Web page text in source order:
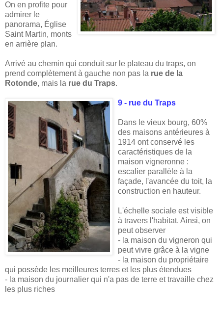
On en profite pour
admirer le
panorama, Église
Saint Martin, monts
en arrière plan.
Arrivé au chemin qui conduit sur le plateau du traps, on
prend complètement à gauche non pas la rue de la
Rotonde, mais la rue du Traps.
9 - rue du Traps
Dans le vieux bourg, 60%
des maisons antérieures à
1914 ont conservé les
caractéristiques de la
maison vigneronne :
escalier parallèle à la
façade, l'avancée du toit, la
construction en hauteur.
L'échelle sociale est visible
à travers l'habitat. Ainsi, on
peut observer
- la maison du vigneron qui
peut vivre grâce à la vigne
- la maison du propriétaire
qui possède les meilleures terres et les plus étendues
- la maison du journalier qui n'a pas de terre et travaille chez
les plus riches